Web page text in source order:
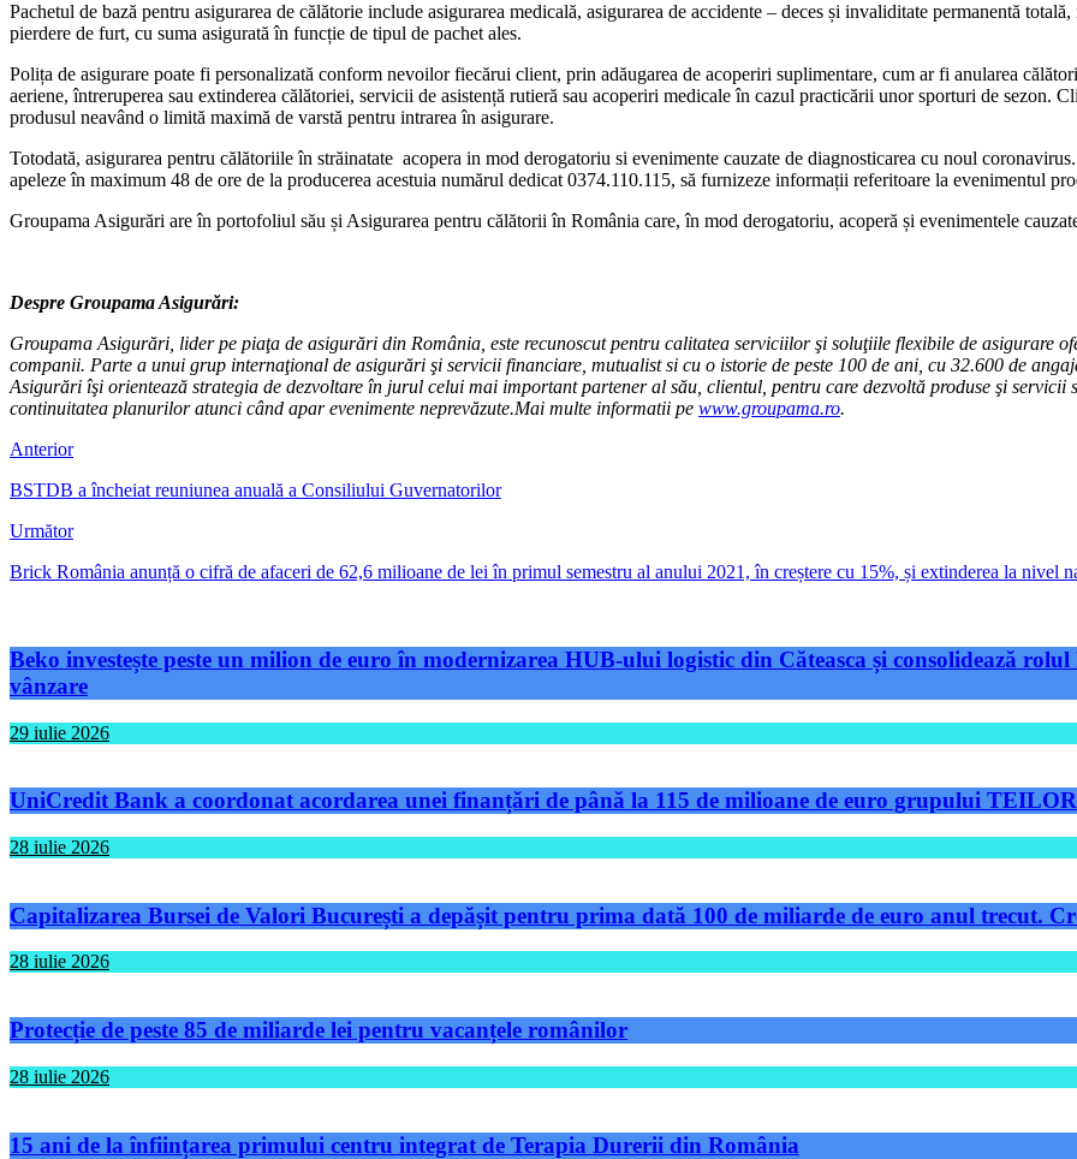
Pachetul de bază pentru asigurarea de călătorie include asigurarea medicală, asigurarea de accidente – deces și invaliditate permanentă
pierdere de furt, cu suma asigurată în funcție de tipul de pachet ales.
Polița de asigurare poate fi personalizată conform nevoilor fiecărui client, prin adăugarea de acoperiri suplimentare, cum ar fi anularea
aeriene, întreruperea sau extinderea călătoriei, servicii de asistență rutieră sau acoperiri medicale în cazul practicării unor sporturi de sezon.
produsul neavând o limită maximă de varstă pentru intrarea în asigurare.
Totodată, asigurarea pentru călătoriile în străinatate acopera in mod derogatoriu si evenimente cauzate de diagnosticarea cu noul
apeleze în maximum 48 de ore de la producerea acestuia numărul dedicat 0374.110.115, să furnizeze informații referitoare la evenimentul
Groupama Asigurări are în portofoliul său și Asigurarea pentru călătorii în România care, în mod derogatoriu, acoperă și evenimentele
Despre Groupama Asigurări:
Groupama Asigurări, lider pe piaţa de asigurări din România, este recunoscut pentru calitatea serviciilor şi soluţiile flexibile de asigurare
companii. Parte a unui grup internaţional de asigurări şi servicii financiare, mutualist si cu o istorie de peste 100 de ani, cu 32.600 de
Asigurări îşi orientează strategia de dezvoltare în jurul celui mai important partener al său, clientul, pentru care dezvoltă produse şi
continuitatea planurilor atunci când apar evenimente neprevăzute.Mai multe informatii pe www.groupama.ro.
Anterior
BSTDB a încheiat reuniunea anuală a Consiliului Guvernatorilor
Următor
Brick România anunță o cifră de afaceri de 62,6 milioane de lei în primul semestru al anului 2021, în creștere cu 15%, și extinderea la nivel
Beko investește peste un milion de euro în modernizarea HUB-ului logistic din Căteasca și consolidează
vânzare
29 iulie 2026
UniCredit Bank a coordonat acordarea unei finanțări de până la 115 de milioane de euro grupului TEILOR
28 iulie 2026
Capitalizarea Bursei de Valori București a depășit pentru prima dată 100 de miliarde de euro anul trecut.
28 iulie 2026
Protecție de peste 85 de miliarde lei pentru vacanțele românilor
28 iulie 2026
15 ani de la înființarea primului centru integrat de Terapia Durerii din România